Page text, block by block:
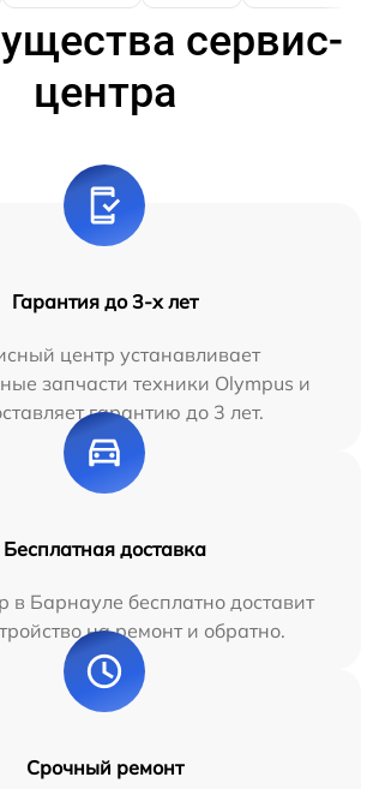
сервис-
центра
Гарантия до 3-х лет
центр устанавливает
запчасти техники Olympus и
гарантию до 3 лет.
Бесплатная доставка
в Барнауле бесплатно доставит
на ремонт и обратно.
Срочный ремонт